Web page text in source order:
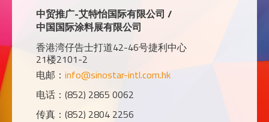
中贸推广-艾特怡国际有限公司 /
中国国际涂料展有限公司
香港湾仔告士打道42-46号捷利中心
21楼2101-2
电邮： info@sinostar-intl.com.hk
电话：(852) 2865 0062
传真：(852) 2804 2256